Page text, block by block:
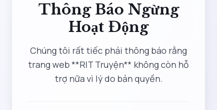
Thông Báo Ngừng
Hoạt Động
Chúng tôi rất tiếc phải thông báo rằng
trang web **RIT Truyện** không còn hỗ
trợ nữa vì lý do bản quyền.